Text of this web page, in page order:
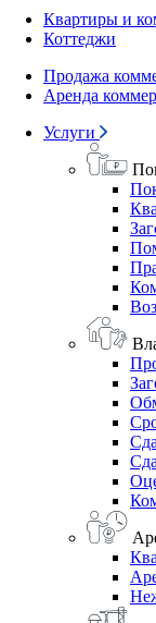
Квартиры и
Коттеджи
Продажа
Аренда
Услуги